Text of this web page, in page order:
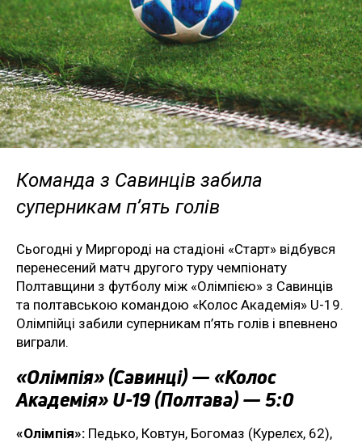
Команда з Савинців забила
суперникам п’ять голів
Сьогодні у Миргороді на стадіоні «Старт» відбувся
перенесений матч другого туру чемпіонату
Полтавщини з футболу між «Олімпією» з Савинців
та полтавською командою «Колос Академія» U-19.
Олімпійці забили суперникам п’ять голів і впевнено
виграли.
«Олімпія» (Савинці) — «Колос
Академія» U-19 (Полтава) — 5:0
«Олімпія»: Педько, Ковтун, Богомаз (Курелєх, 62),